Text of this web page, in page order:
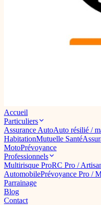
Accueil
Particuliers
Assurance AutoAuto résilié /
HabitationMutuelle Santé
MotoPrévoyance
Professionnels
Multirisque ProRC Pro /
AutomobilePrévoyance Pro /
Parrainage
Blog
Contact